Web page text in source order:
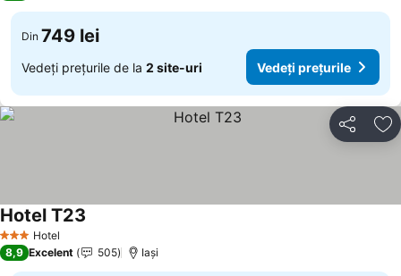
Din 749 lei
Vedeți prețurile de la 2 site-uri Vedeți prețurile
Distribuiți
3 SteleHotel
Hotel T23
8,9 Excelent 505 Iaşi